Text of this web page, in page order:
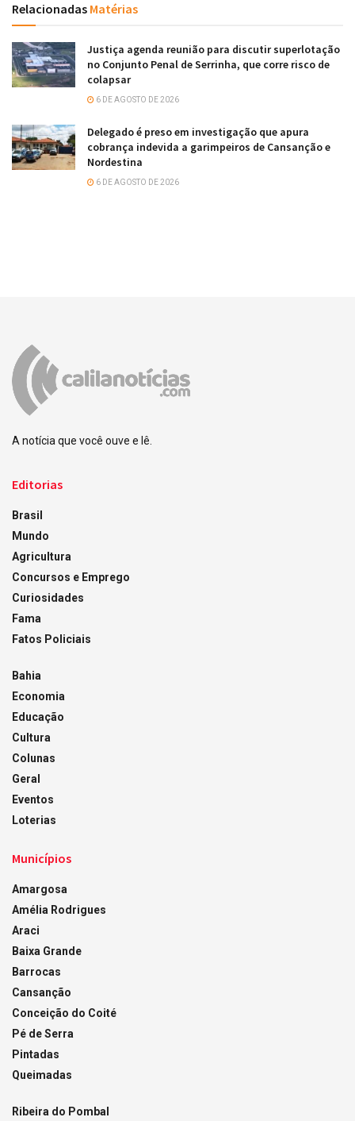
Relacionadas Matérias
Justiça agenda reunião para discutir superlotação
no Conjunto Penal de Serrinha, que corre risco de
colapsar
6 DE AGOSTO DE 2026
Delegado é preso em investigação que apura
cobrança indevida a garimpeiros de Cansanção e
Nordestina
6 DE AGOSTO DE 2026
A notícia que você ouve e lê.
Editorias
Brasil
Mundo
Agricultura
Concursos e Emprego
Curiosidades
Fama
Fatos Policiais
Bahia
Economia
Educação
Cultura
Colunas
Geral
Eventos
Loterias
Municípios
Amargosa
Amélia Rodrigues
Araci
Baixa Grande
Barrocas
Cansanção
Conceição do Coité
Pé de Serra
Pintadas
Queimadas
Ribeira do Pombal